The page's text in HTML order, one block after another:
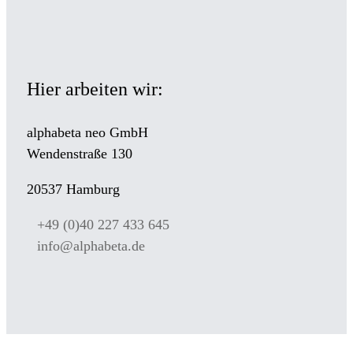
Hier arbeiten wir:
alphabeta neo GmbH
Wendenstraße 130
20537 Hamburg
+49 (0)40 227 433 645
info@alphabeta.de